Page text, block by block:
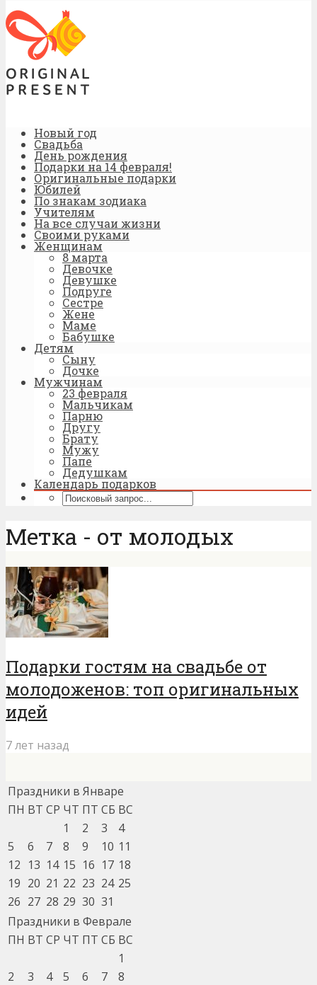
Новый год
Свадьба
День рождения
Подарки на 14 февраля!
Оригинальные подарки
Юбилей
По знакам зодиака
Учителям
На все случаи жизни
Своими руками
Женщинам
8 марта
Девочке
Девушке
Подруге
Сестре
Жене
Маме
Бабушке
Детям
Сыну
Дочке
Мужчинам
23 февраля
Мальчикам
Парню
Другу
Брату
Мужу
Папе
Дедушкам
Календарь подарков
Метка - от молодых
Подарки гостям на свадьбе от
молодоженов: топ оригинальных
идей
7 лет назад
Праздники в Январе
ПН ВТ СР ЧТ ПТ СБ ВС
1
2 3
4
5
6 7 8 9 10 11
12 13 14 15 16 17 18
19 20 21 22 23 24 25
26 27 28 29 30 31
Праздники в Феврале
ПН ВТ СР ЧТ ПТ СБ ВС
1
2
3 4 5 6 7
8